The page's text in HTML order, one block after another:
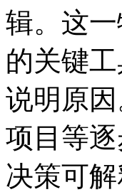
辑。这
的关键
说明原
项目等
决策可